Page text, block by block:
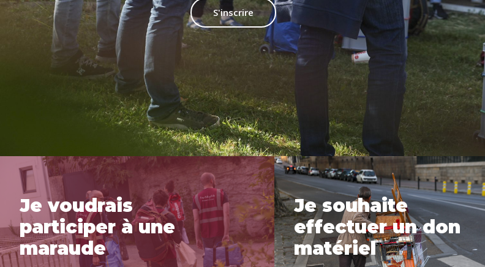
S'inscrire
Je voudrais
participer à une
maraude
Je souhaite
effectuer un don
matériel